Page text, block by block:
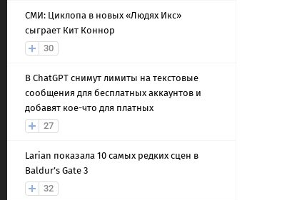
СМИ: Циклопа в новых «Людях Икс»
сыграет Кит Коннор
30
В ChatGPT снимут лимиты на текстовые
сообщения для бесплатных аккаунтов и
добавят кое-что для платных
27
Larian показала 10 самых редких сцен в
Baldur’s Gate 3
32